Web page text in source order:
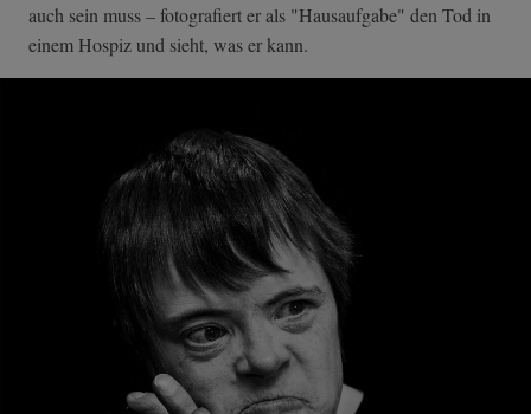
auch sein muss – fotografiert er als "Hausaufgabe" den Tod in
einem Hospiz und sieht, was er kann.